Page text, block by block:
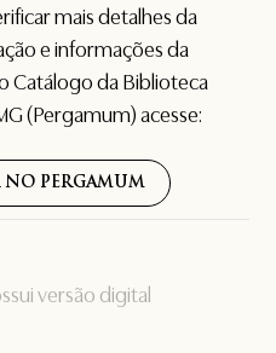
versão digital
mais detalhes da
e informações da
Catálogo da Biblioteca
(Pergamum) acesse:
NO PERGAMUM